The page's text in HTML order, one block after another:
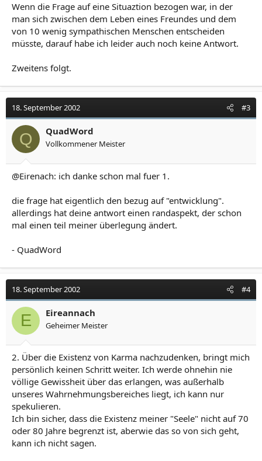
Wenn die Frage auf eine Situaztion bezogen war, in der
man sich zwischen dem Leben eines Freundes und dem
von 10 wenig sympathischen Menschen entscheiden
müsste, darauf habe ich leider auch noch keine Antwort.
Zweitens folgt.
18. September 2002 #3
Q QuadWord
Vollkommener Meister
@Eirenach: ich danke schon mal fuer 1.
die frage hat eigentlich den bezug auf "entwicklung".
allerdings hat deine antwort einen randaspekt, der schon
mal einen teil meiner überlegung ändert.
- QuadWord
18. September 2002 #4
E Eireannach
Geheimer Meister
2. Über die Existenz von Karma nachzudenken, bringt mich
persönlich keinen Schritt weiter. Ich werde ohnehin nie
völlige Gewissheit über das erlangen, was außerhalb
unseres Wahrnehmungsbereiches liegt, ich kann nur
spekulieren.
Ich bin sicher, dass die Existenz meiner "Seele" nicht auf 70
oder 80 Jahre begrenzt ist, aberwie das so von sich geht,
kann ich nicht sagen.